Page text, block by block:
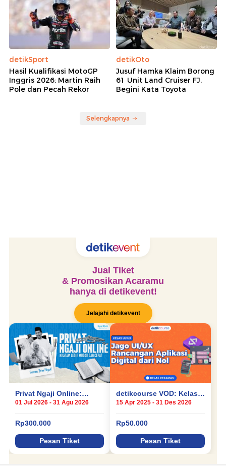
detikSport
Hasil Kualifikasi MotoGP
Inggris 2026: Martin Raih
Pole dan Pecah Rekor
detikOto
Jusuf Hamka Klaim Borong
61 Unit Land Cruiser FJ,
Begini Kata Toyota
Selengkapnya